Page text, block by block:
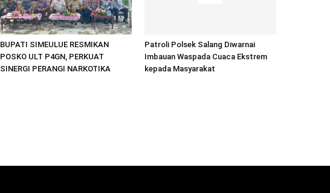
BUPATI SIMEULUE RESMIKAN
POSKO ULT P4GN, PERKUAT
SINERGI PERANGI NARKOTIKA
Patroli Polsek Salang Diwarnai
Imbauan Waspada Cuaca Ekstrem
kepada Masyarakat